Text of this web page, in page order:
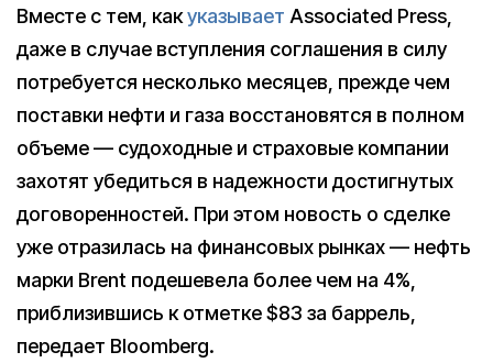
Вместе с тем, какуказывает Associated Press,
даже в случае вступления соглашения в силу
потребуется несколько месяцев, прежде чем
поставки нефти и газа восстановятся в полном
объеме — судоходные и страховые компании
захотят убедиться в надежности достигнутых
договоренностей. При этом новость о сделке
уже отразилась на финансовых рынках — нефть
марки Brent подешевела более чем на 4%,
приблизившись к отметке $83 за баррель,
передает Bloomberg.